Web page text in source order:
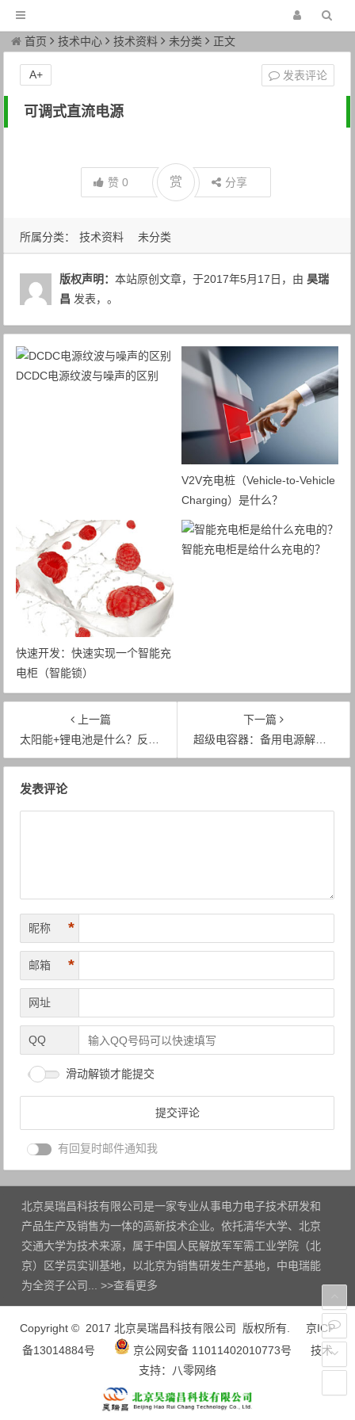
首页 技术中心 技术资料 未分类 正文
可调式直流电源
赞0 赏 分享
发表评论
A+
所属分类： 技术资料 未分类
版权声明：本站原创文章，于2017年5月17日，由昊瑞
昌 发表，。
DCDC电源纹波与噪声的区别
V2V充电桩（Vehicle-to-Vehicle
Charging）是什么？
快速开发：快速实现一个智能充
电柜（智能锁）
智能充电柜是给什么充电的？
上一篇
太阳能+锂电池是什么？反正它能给自己充电
下一篇
超级电容器：备用电源解决方案
发表评论
昵称 *
邮箱 *
网址
QQ
滑动解锁才能提交
有回复时邮件通知我
北京昊瑞昌科技有限公司是一家专业从事电力电子技术研发和
产品生产及销售为一体的高新技术企业。依托清华大学、北京
交通大学为技术来源，属于中国人民解放军军需工业学院（北
京）区学员实训基地，以北京为销售研发生产基地，中电瑞能
为全资子公司... >>查看更多
Copyright © 2017 北京昊瑞昌科技有限公司 版权所有. 京ICP
备13014884号
京公网安备 11011402010773号 技术
支持： 八零网络